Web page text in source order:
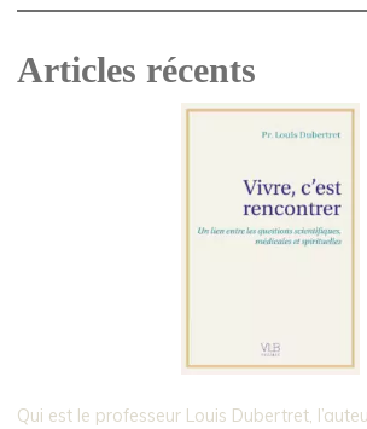
Articles récents
Qui est le professeur Louis Dubertret,